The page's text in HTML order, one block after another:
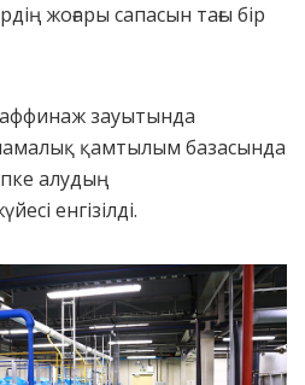
жоғары сапасын тағы бір
зауытында
қамтылым базасында
алудың
енгізілді.